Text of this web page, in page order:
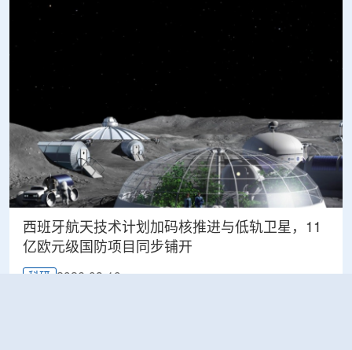
西班牙航天技术计划加码核推进与低轨卫星，11
亿欧元级国防项目同步铺开
科研 2026-08-10